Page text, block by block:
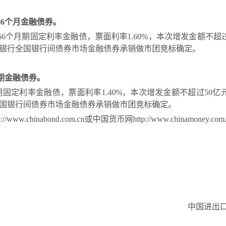
个月金融债券。
个月期 固定利率金融债，票面利率1.60%，本次增发金额不超
行全国银行间债券市场金融债券承销做市团竞标确定。
金融债券。
固定利率金融债，票面利率1.40%，本次增发金额不超过50亿
银行间债券市场金融债券承销做市团竞标确定。
www.chinabond.com.cn或中国货币网http://
中国进出